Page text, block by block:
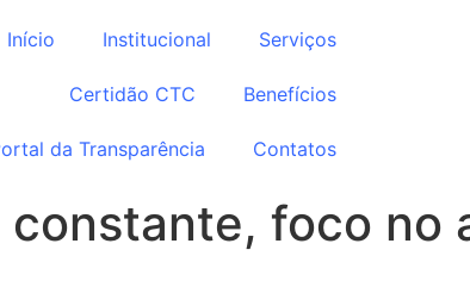
Início Institucional Serviços
Certidão CTC Benefícios
da Transparência Contatos
constante, foco no